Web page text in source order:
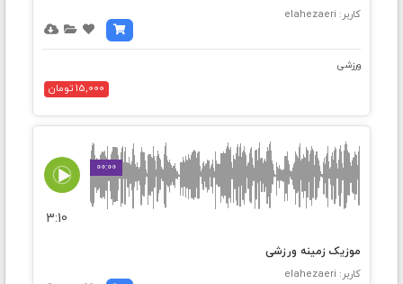
کاربر: elahezaeri
ورزشی
15,000 تومان
00:00
3:10
موزیک زمینه ورزشی
کاربر: elahezaeri